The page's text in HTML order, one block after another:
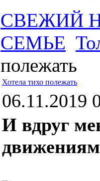
СВЕЖИЙ
СЕМЬЕ
полежать
Хотела тихо полежать
06.11.2019
И вдруг